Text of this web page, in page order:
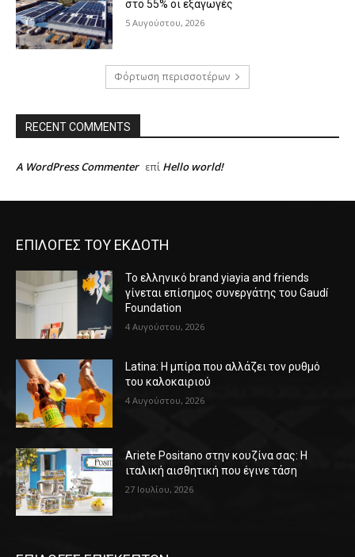
στο 55% οι εξαγωγές
5 Αυγούστου, 2026
Φόρτωση περισσοτέρων
RECENT COMMENTS
A WordPress Commenter επί Hello world!
ΕΠΙΛΟΓΕΣ ΤΟΥ ΕΚΔΟΤΗ
Το ελληνικό brand yiayia and friends
γίνεται επίσημος συνεργάτης του Gaudí
Foundation
4 Αυγούστου, 2026
Latina: Η μπίρα που αλλάζει τον ρυθμό
του καλοκαιριού
4 Αυγούστου, 2026
Ariete Positano στην κουζίνα σας: Η
ιταλική αισθητική που έγινε τάση
27 Ιουλίου, 2026